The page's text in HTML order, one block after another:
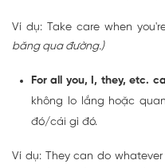
Ví dụ: Take care when
băng qua đường.)
For all you, I, they, etc.
không lo lắng hoặc
đó/cái gì đó.
Ví dụ: They can do